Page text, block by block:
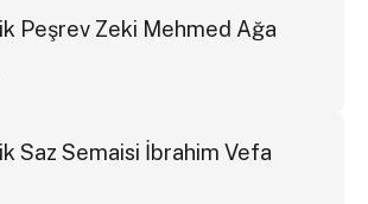
Peşrev Zeki Mehmed Ağa
Saz Semaisi İbrahim Vefa